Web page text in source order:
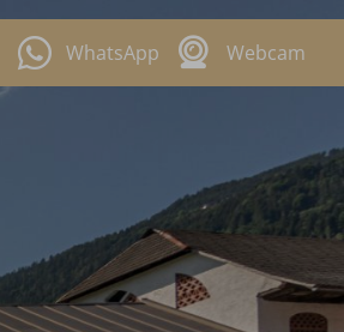
WhatsApp Webcam